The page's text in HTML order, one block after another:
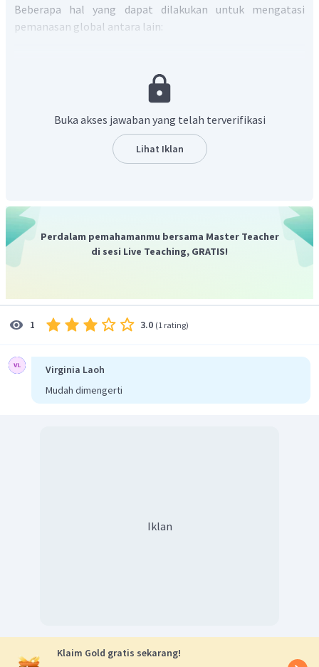
Beberapa hal yang dapat dilakukan untuk mengatasi
pemanasan global antara lain:
Mengurangi jumlah kendaraan. (2)
Mengganti energi fosil dengan energi alternatif. (3)
Pernyataan yang benar tentang upaya mengatasi
pemanasan global ditunjukkan oleh nomor (1), (2), dan
Buka akses jawaban yang telah terverifikasi
Lihat Iklan
Perdalam pemahamanmu bersama Master Teacher
di sesi Live Teaching, GRATIS!
1 3.0 (1 rating)
Virginia Laoh
Mudah dimengerti
Iklan
Klaim Gold gratis sekarang!